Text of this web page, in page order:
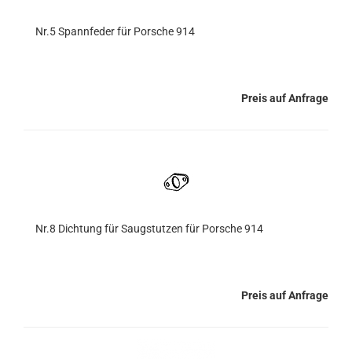
Nr.5 Spannfeder für Porsche 914
Preis auf Anfrage
Nr.8 Dichtung für Saugstutzen für Porsche 914
Preis auf Anfrage